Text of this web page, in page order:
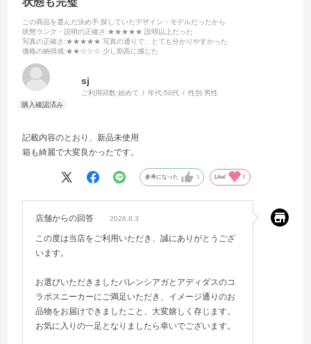
この商品を選んだ決め手:探していたデザイン・モデルだったから
状態ランク・説明の正確さ :★★★★★ 説明以上だった
写真の正確さ :★★★★★ 写真の通りで、とても分かりやすかった
価格の納得感:★★☆☆☆ 少し割高に感じた
sj
ご利用回数:始めて 年代:50代 性別:男性
記載内容のとおり、新品未使用
箱も綺麗で大変良かったです。
参考になった 1 Like! 0
店舗からの回答 2026.8.3
この度は当店をご利用いただき、誠にありがとうござ
います。
お選びいただきましたバレンシアガとアディダスのコ
ラボスニーカーにご満足いただき、イメージ通りのお
品物をお届けできましたこと、大変嬉しく存じます。
お気に入りの一足となりましたら幸いでございます。